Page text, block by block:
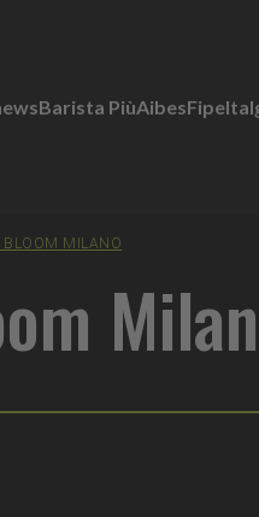
Barista PiùAibesFipe
BLOOM MILANO